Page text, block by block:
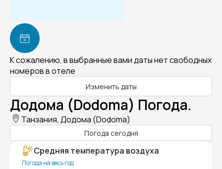
К сожалению, в выбранные вами даты нет свободных
номеров в отеле
Изменить даты
Додома (Dodoma) Погода.
Танзания, Додома (Dodoma)
Погода сегодня
Средняя температура воздуха
Погода на весь год